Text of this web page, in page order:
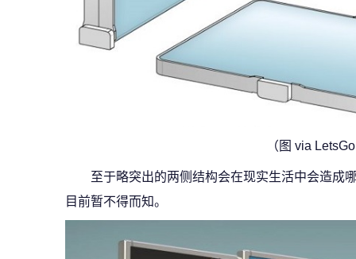
（图 via
至于略突出的两侧结构会在现实生活中会造成
目前暂不得而知。